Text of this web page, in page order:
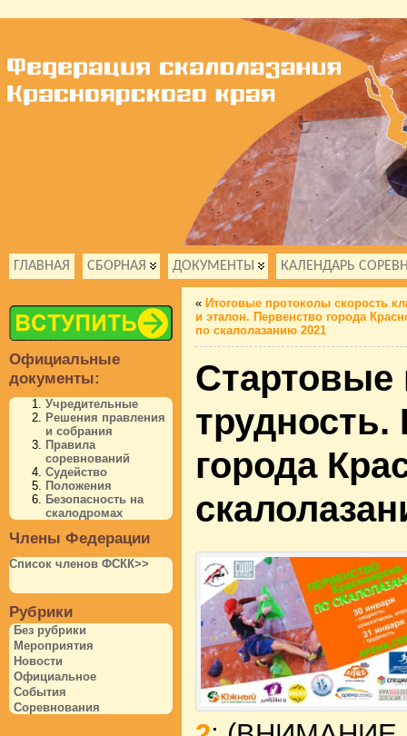
ГЛАВНАЯ СБОРНАЯ ДОКУМЕНТЫ КАЛЕНДАРЬ
Официальные
документы:
Учредительные
Решения правления
и собрания
Правила
соревнований
Судейство
Положения
Безопасность на
скалодромах
Члены Федерации
Список членов ФСКК>>
Рубрики
Без рубрики
Мероприятия
Новости
Официальное
События
Соревнования
« Итоговые протоколы скорость
и эталон. Первенство города
по скалолазанию 2021
Стартовые
трудность.
города